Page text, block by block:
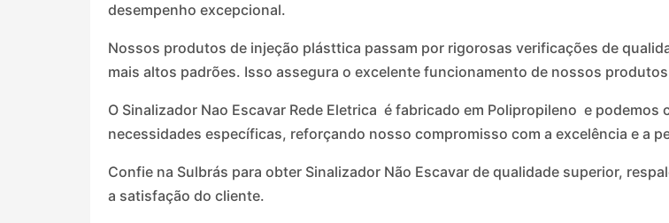
desempenho excepcional.
Nossos produtos de injeção plásttica passam por rigorosas verificações de
mais altos padrões. Isso assegura o excelente funcionamento de nossos
O Sinalizador Nao Escavar Rede Eletrica é fabricado em Polipropileno e
necessidades específicas, reforçando nosso compromisso com a excelência e a
Confie na Sulbrás para obter Sinalizador Não Escavar de qualidade superior,
a satisfação do cliente.